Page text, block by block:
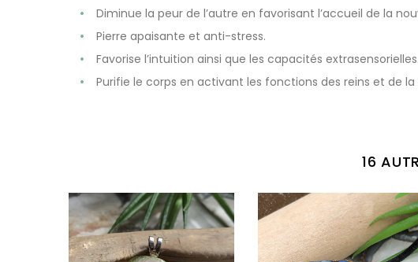
Diminue la peur de l’autre en favorisant l’accueil de la
Pierre apaisante et anti-stress.
Favorise l’intuition ainsi que les capacités extrasensorielles.
Purifie le corps en activant les fonctions des reins et de la
16